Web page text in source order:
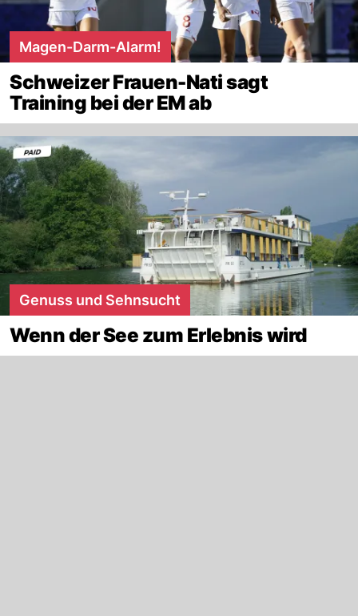
Magen-Darm-Alarm!
Schweizer Frauen-Nati sagt
Training bei der EM ab
Genuss und Sehnsucht
Wenn der See zum Erlebnis wird